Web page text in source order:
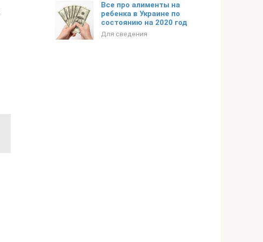
Все про алименты на
ребенка в Украине по
состоянию на 2020 год
Для сведения